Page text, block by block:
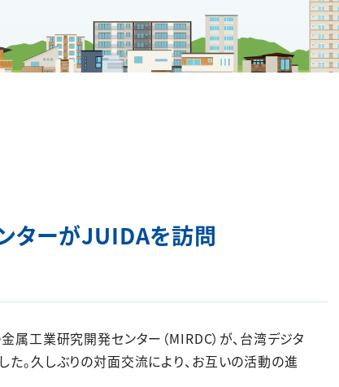
ターがJUIDAを訪問
工業研究開発センター（MIRDC）が、台湾デジタ
。久しぶりの対面交流により、お互いの活動の進